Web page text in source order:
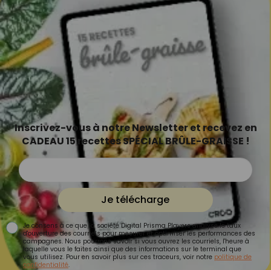
Inscrivez-vous à notre Newsletter et recevez en
CADEAU 15 recettes SPÉCIAL BRÛLE-GRAISSE !
Je télécharge
Je consens à ce que la société Digital Prisma Players analyse le taux
d'ouverture des courriels pour mesurer et optimiser les performances des
campagnes. Nous pourrons savoir si vous ouvrez les courriels, l'heure à
laquelle vous le faites ainsi que des informations sur le terminal que
vous utilisez. Pour en savoir plus sur ces traceurs, voir notre politique de
confidentialité.